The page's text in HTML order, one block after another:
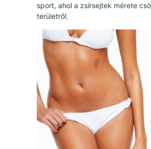
sport, ahol a zsírsejtek mérete
területről.